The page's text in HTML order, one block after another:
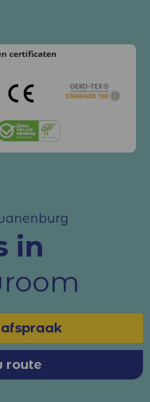
certificaten
in
route